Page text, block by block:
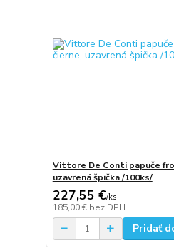
Vittore De Conti papuče
uzavrená špička /100ks/
227,55 €/ks
185,00 € bez DPH
Pridať